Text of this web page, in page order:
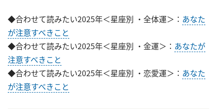
◆合わせて読みたい2025年＜星座別 ・全体運＞： あなた
が注意すべきこと
◆合わせて読みたい2025年＜星座別 ・金運＞： あなたが
注意すべきこと
◆合わせて読みたい2025年＜星座別 ・恋愛運＞： あなた
が注意すべきこと